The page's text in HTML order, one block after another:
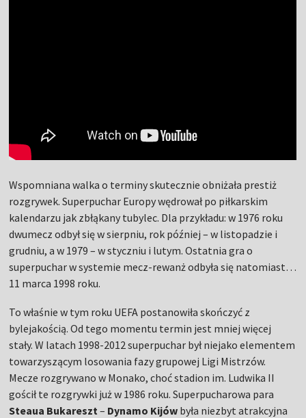
Wspomniana walka o terminy skutecznie obniżała prestiż
rozgrywek. Superpuchar Europy wędrował po piłkarskim
kalendarzu jak zbłąkany tubylec. Dla przykładu: w 1976 roku
dwumecz odbył się w sierpniu, rok później – w listopadzie i
grudniu, a w 1979 – w styczniu i lutym. Ostatnia gra o
superpuchar w systemie mecz-rewanż odbyła się natomiast…
11 marca 1998 roku.
To właśnie w tym roku UEFA postanowiła skończyć z
bylejakością. Od tego momentu termin jest mniej więcej
stały. W latach 1998-2012 superpuchar był niejako elementem
towarzyszącym losowania fazy grupowej Ligi Mistrzów.
Mecze rozgrywano w Monako, choć stadion im. Ludwika II
gościł te rozgrywki już w 1986 roku. Superpucharowa para
Steaua Bukareszt– Dynamo Kijów była niezbyt atrakcyjna